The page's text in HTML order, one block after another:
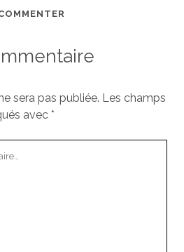
sera pas publiée. Les champs
avec *